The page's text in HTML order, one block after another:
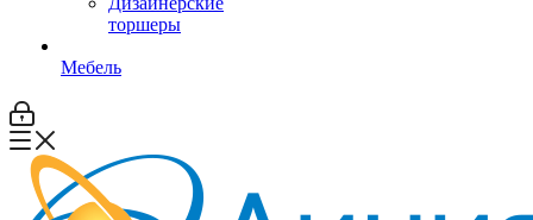
торшеры
Мебель